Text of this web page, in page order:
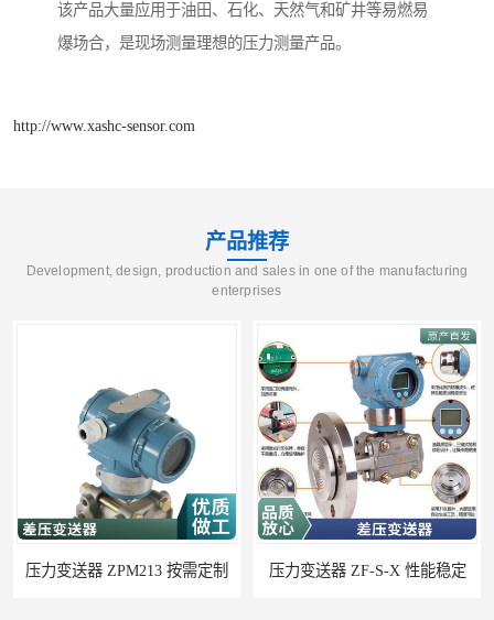
该产品大量应用于油田、石化、天然气和矿井等易燃易
爆场合，是现场测量理想的压力测量产品。
http://www.xashc-sensor.com
产品推荐
Development, design, production and sales in one of the manufacturing
enterprises
压力变送器 ZPM213 按需定制 压力变送器 ZF-S-X 性能稳定